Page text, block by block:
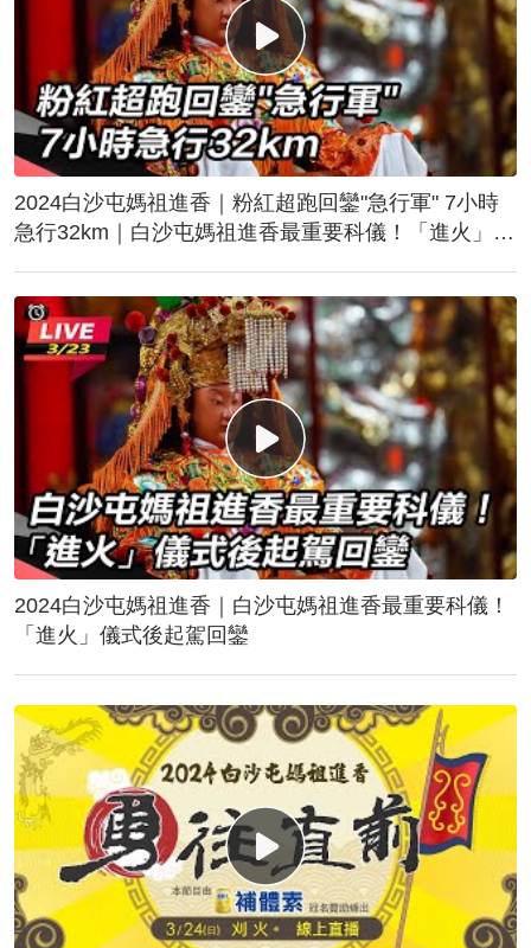
2024白沙屯媽祖進香｜粉紅超跑回鑾"急行軍" 7小時
急行32km｜白沙屯媽祖進香最重要科儀！「進火」儀
2024白沙屯媽祖進香｜白沙屯媽祖進香最重要科儀！
「進火」儀式後起駕回鑾